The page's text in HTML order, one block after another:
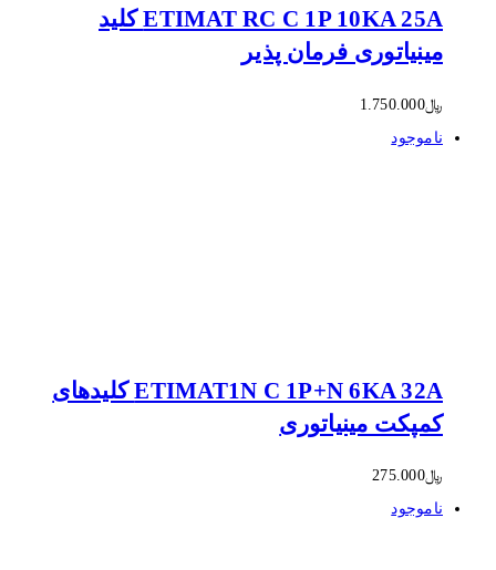
ETIMAT RC C 1P 10KA 25A کلید
مینیاتوری فرمان پذیر
﷼1.750.000
ناموجود
ETIMAT1N C 1P+N 6KA 32A کلیدهای
کمپکت مینیاتوری
﷼275.000
ناموجود